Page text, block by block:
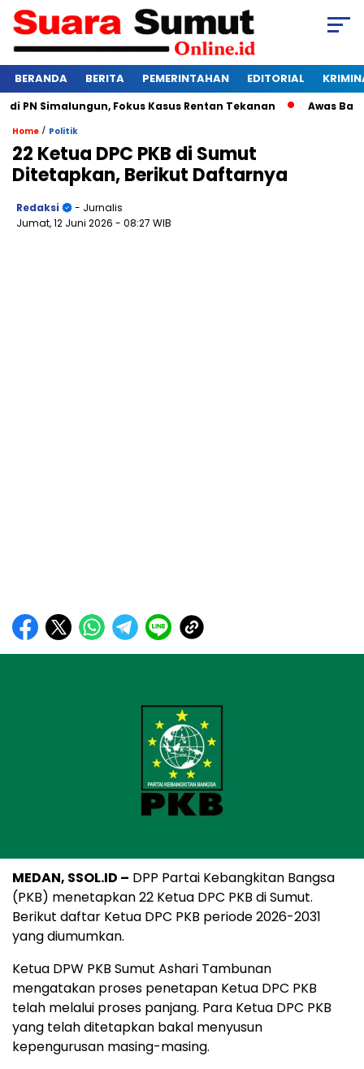
BERANDA BERITA PEMERINTAHAN EDITORIAL
Simalungun, Fokus Kasus Rentan Tekanan Awas
Home / Politik
22 Ketua DPC PKB di Sumut
Ditetapkan, Berikut Daftarnya
Redaksi
- Jurnalis
Jumat, 12 Juni 2026 - 08:27 WIB
MEDAN, SSOL.ID – DPP Partai Kebangkitan Bangsa
(PKB) menetapkan 22 Ketua DPC PKB di Sumut.
Berikut daftar Ketua DPC PKB periode 2026-2031
yang diumumkan.
Ketua DPW PKB Sumut Ashari Tambunan
mengatakan proses penetapan Ketua DPC PKB
telah melalui proses panjang. Para Ketua DPC PKB
yang telah ditetapkan bakal menyusun
kepengurusan masing-masing.